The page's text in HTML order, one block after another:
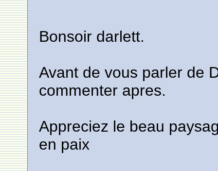
Bonsoir darlett.
Avant de vous parler de
commenter apres.
Appreciez le beau
en paix